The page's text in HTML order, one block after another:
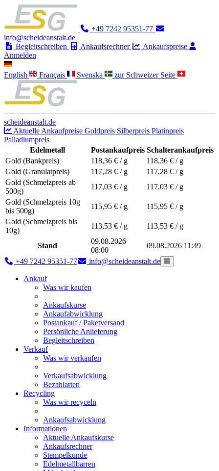
+49 7242 95351-77
info@scheideanstalt.de
Begleitschreiben
Ankaufsrechner
Ankaufspreise
Anmelden
English Français Svenska zur Schweizer Seite
scheideanstalt.de
Aktuelle Ankaufpreise Goldpreis Silberpreis Platinpreis
Palladiumpreis
Edelmetall
Postankaufpreis Schalterankaufpreis
Gold (Bankpreis)
118,36 € / g 118,36 € / g
Gold (Granulatpreis)
117,28 € / g 117,28 € / g
Gold (Schmelzpreis ab
500g)
117,03 € / g 117,03 € / g
Gold (Schmelzpreis 10g
bis 500g)
115,95 € / g 115,95 € / g
Gold (Schmelzpreis bis
10g)
113,53 € / g 113,53 € / g
Stand
09.08.2026
08:00
09.08.2026 11:49
+49 7242 95351-77 info@scheideanstalt.de
Ankauf
Was wir kaufen
Ankaufskurse
Ankaufabwicklung
Postankauf / Paketversand
Persönliche Anlieferung
Begleitschreiben
Verkauf
Was wir verkaufen
Verkaufsabwicklung
Bezahlarten
Recycling
Was wir recyceln
Ankaufsabwicklung
Informationen
Aktuelle Ankaufskurse
Ankaufsrechner
Stempelkunde
Edelmetallbarren